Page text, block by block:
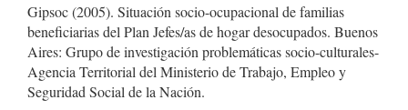
Gipsoc (2005). Situación socio-ocupacional de familias
beneficiarias del Plan Jefes/as de hogar desocupados. Buenos
Aires: Grupo de investigación problemáticas socio-culturales-
Agencia Territorial del Ministerio de Trabajo, Empleo y
Seguridad Social de la Nación.